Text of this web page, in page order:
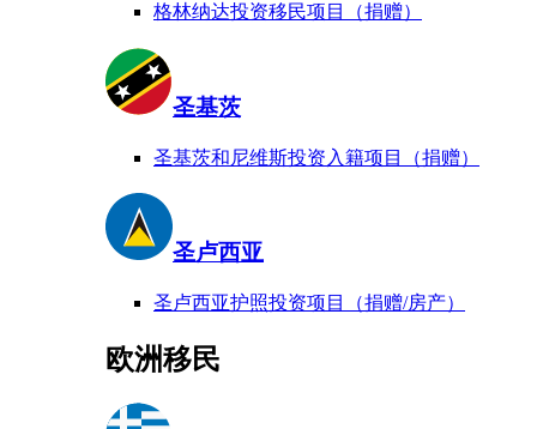
格林纳达投资移民项目（捐赠）
圣基茨
圣基茨和尼维斯投资入籍项目（捐赠）
圣卢西亚
圣卢西亚护照投资项目（捐赠/房产）
欧洲移民